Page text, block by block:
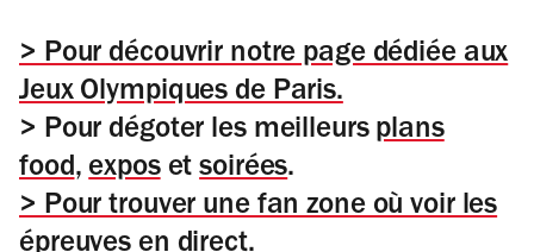
> Pour découvrir notre page dédiée aux
Jeux Olympiques de Paris.
> Pour dégoter les meilleurs plans
food, exposet soirées.
> Pour trouver une fan zone où voir les
épreuves en direct.